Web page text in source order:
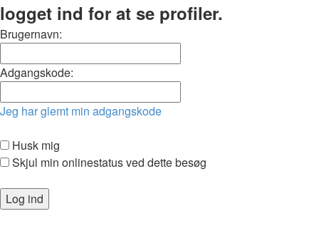
logget ind for at se profiler.
Brugernavn:
Adgangskode:
Jeg har glemt min adgangskode
Husk mig
Skjul min onlinestatus ved dette besøg